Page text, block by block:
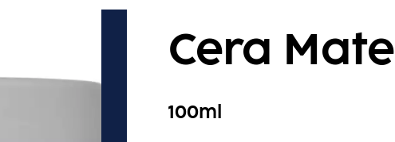
Cera Mate
100ml